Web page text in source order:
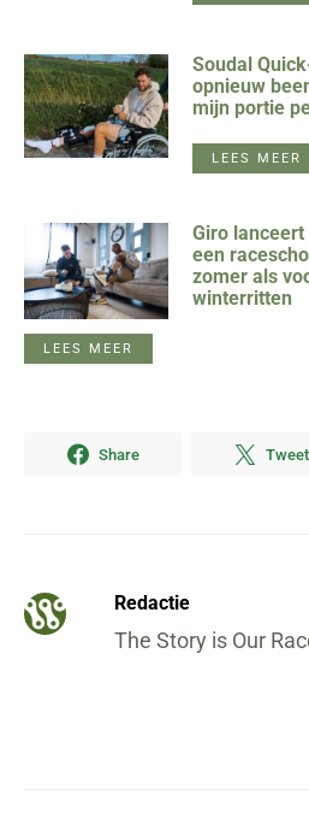
Soudal
opnieuw
mijn portie
LEES MEER
Giro
een
zomer als
winterritten
LEES MEER
Share Tweet
Redactie
The Story is Our